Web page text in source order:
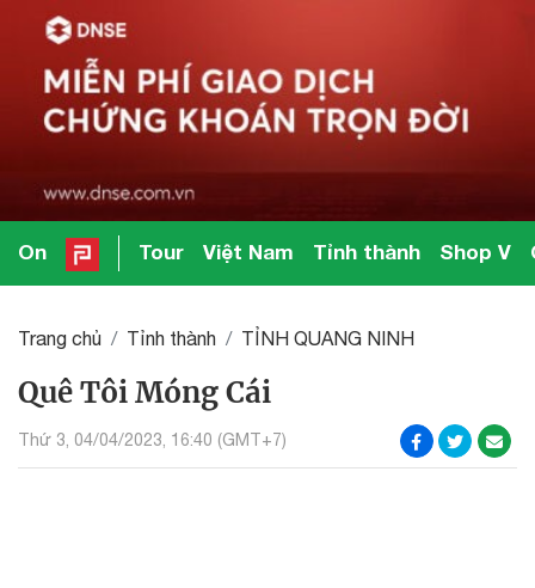
On Tour Việt Nam Tỉnh thành Shop V
Trang chủ Tỉnh thành TỈNH QUANG NINH
Quê Tôi Móng Cái
Thứ 3, 04/04/2023, 16:40 (GMT+7)